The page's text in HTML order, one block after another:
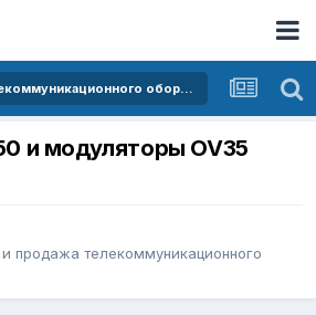
Покупка и продажа телекоммуникационного оборудования
и модуляторы OV35
продажа телекоммуникационного